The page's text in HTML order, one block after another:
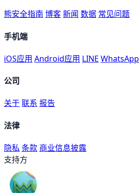
熊安全指南 博客新闻 数据 常见问题
手机端
iOS应用 Android应用 LINE WhatsApp
公司
关于联系 报告
法律
隐私 条款 商业信息披露
支持方